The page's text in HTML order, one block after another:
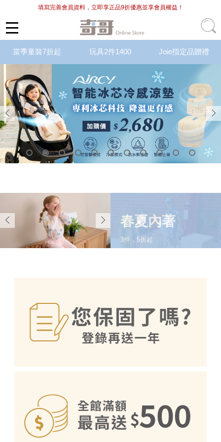
填寫完善會員資料，立即享正品9折優惠並享會員權益！
當季童裝7折起 玩具2件1400 Joie指定品贈禮
春夏內著
3件，5折起